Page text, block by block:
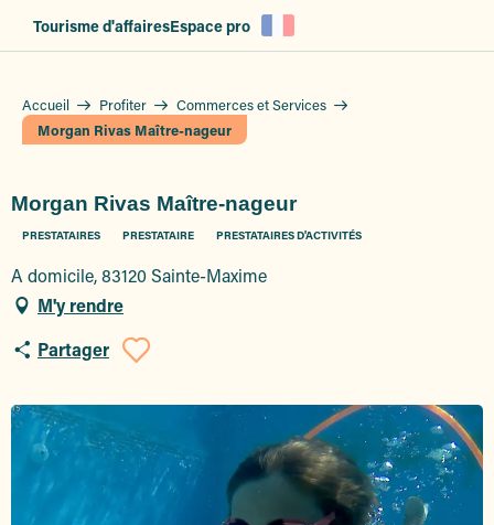
Tourisme d'affairesEspace pro
Accueil Profiter
Commerces et Services
Morgan Rivas Maître-nageur
Morgan Rivas Maître-nageur
PRESTATAIRES PRESTATAIRE PRESTATAIRES D'ACTIVITÉS
A domicile, 83120 Sainte-Maxime
M'y rendre
Partager
Ajouter aux favoris